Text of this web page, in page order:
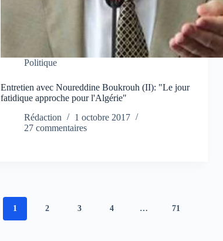
Politique
Entretien avec Noureddine Boukrouh (II): "Le jour
fatidique approche pour l'Algérie"
Rédaction
1 octobre 2017
27 commentaires
1 2 3 4 … 71